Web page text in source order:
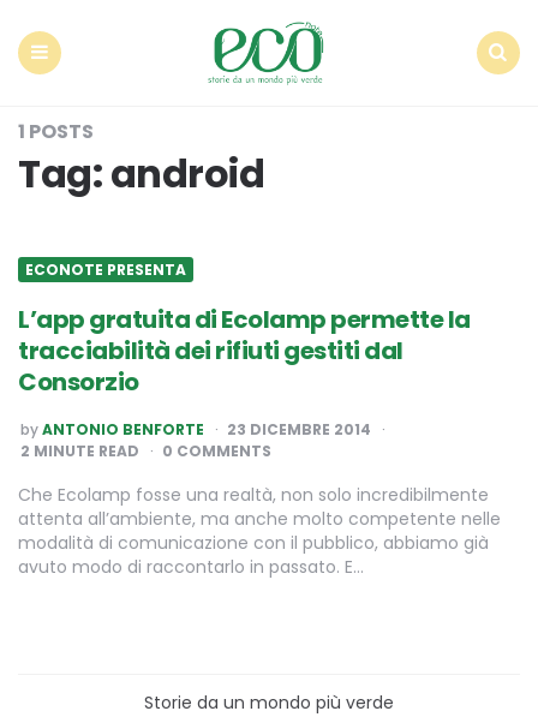
1 POSTS
Tag:android
ECONOTE PRESENTA
L’app gratuita di Ecolamp permette la
tracciabilità dei rifiuti gestiti dal
Consorzio
POSTED
BY
byANTONIO BENFORTE
23 DICEMBRE 2014
2 MINUTE READ 0 COMMENTS
Che Ecolamp fosse una realtà, non solo incredibilmente
attenta all’ambiente, ma anche molto competente nelle
modalità di comunicazione con il pubblico, abbiamo già
avuto modo di raccontarlo in passato. E…
Storie da un mondo più verde